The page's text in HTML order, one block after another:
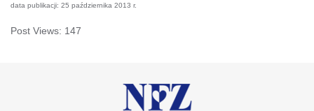
data publikacji: 25 października 2013 r.
Post Views: 147